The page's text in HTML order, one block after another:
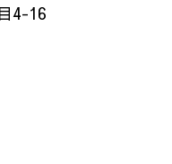
4-16